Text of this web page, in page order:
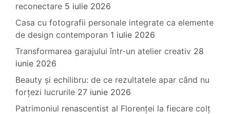
reconectare 5 iulie 2026
Casa cu fotografii personale integrate ca elemente
de design contemporan 1 iulie 2026
Transformarea garajului într-un atelier creativ 28
iunie 2026
Beauty și echilibru: de ce rezultatele apar când nu
forțezi lucrurile 27 iunie 2026
Patrimoniul renascentist al Florenței la fiecare colț